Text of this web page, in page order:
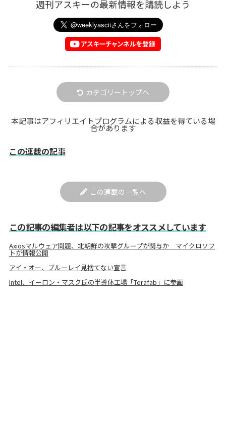
週刊アスキーの最新情報を購読しよう
カテゴリートップへ
本記事はアフィリエイトプログラムによる収益を得ている場
合があります
この連載の記事
この連載の一覧へ
この記事の編集者は以下の記事をオススメしています
Axiosマルウェア問題、北朝鮮の攻撃グループが関与か マイクロソフ
トが情報公開
アイ・オー、ブルーレイ見捨てない宣言
Intel、イーロン・マスク氏の半導体工場「Terafab」に参画